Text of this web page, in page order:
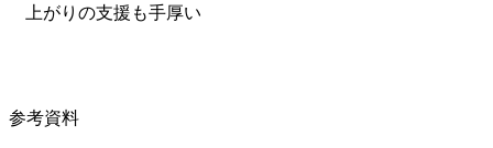
上がりの支援も手厚い
参考資料